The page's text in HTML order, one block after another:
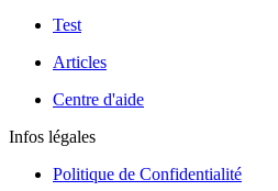
Test
Articles
Centre d'aide
Infos légales
Politique de Confidentialité